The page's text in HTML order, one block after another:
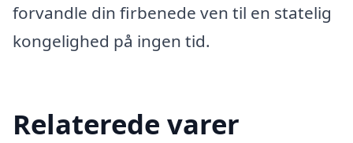
forvandle din firbenede ven til en statelig
kongelighed på ingen tid.
Relaterede varer